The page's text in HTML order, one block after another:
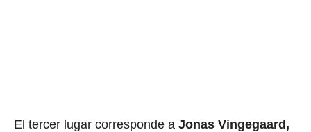
El tercer lugar corresponde a Jonas Vingegaard,